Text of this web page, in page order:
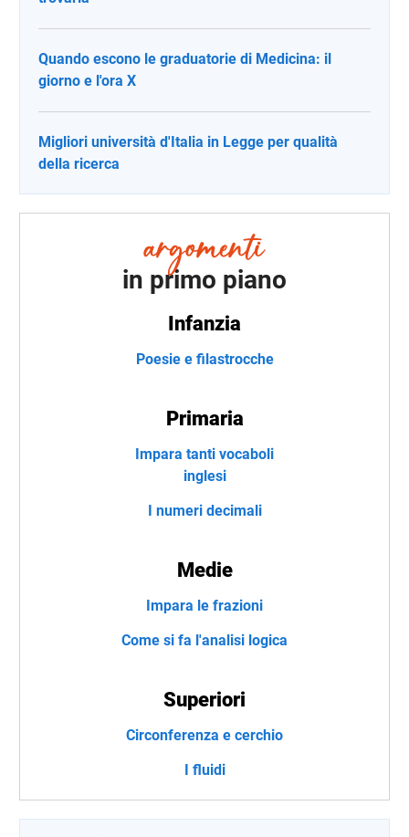
Quando escono le graduatorie di Medicina: il
giorno e l'ora X
Migliori università d'Italia in Legge per qualità
della ricerca
in primo piano
Infanzia
Poesie e filastrocche
Primaria
Impara tanti vocaboli
inglesi
I numeri decimali
Medie
Impara le frazioni
Come si fa l'analisi logica
Superiori
Circonferenza e cerchio
I fluidi